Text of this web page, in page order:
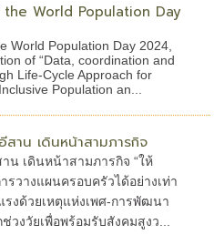
the World Population Day
World Population Day 2024,
of “Data, coordination and
Life-Cycle Approach for
Population an...
าน เดินหน้าสามภารกิจ
น เดินหน้าสามภารกิจ “ให้
รวางแผนครอบครัวได้อย่างเท่า
รงด้วยเหตุแห่งเพศ-การพัฒนา
งวัยเพื่อพร้อมรับสังคมสูงว...